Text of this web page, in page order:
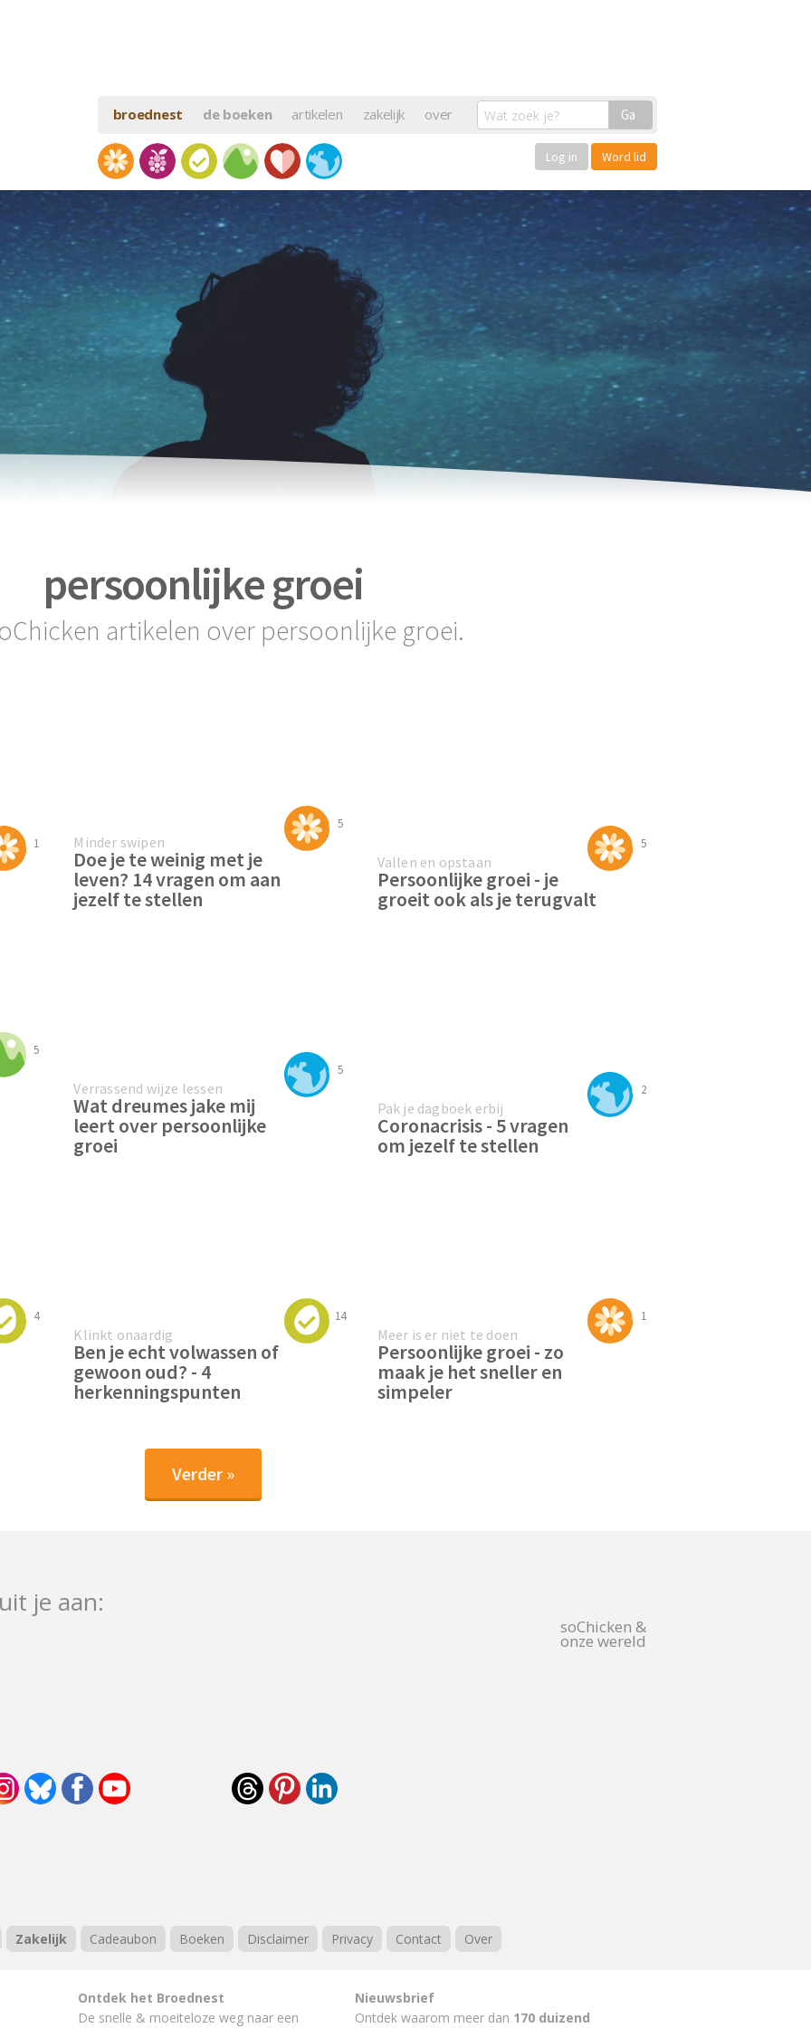
broednest de boeken artikelen zakelijk over Ga
Log in Word lid
persoonlijke groei
artikelen over persoonlijke groei.
1
5
Minder swipen
Doe je te weinig met je
leven? 14 vragen om aan
jezelf te stellen
5
Vallen en opstaan
Persoonlijke groei - je
groeit ook als je terugvalt
5
5
Verrassend wijze lessen
Wat dreumes jake mij
leert over persoonlijke
groei
2
Pak je dagboek erbij
Coronacrisis - 5 vragen
om jezelf te stellen
4 14
Klinkt onaardig
Ben je echt volwassen of
gewoon oud? - 4
herkenningspunten
1
Meer is er niet te doen
Persoonlijke groei - zo
maak je het sneller en
simpeler
Verder »
je aan:
soChicken &
onze wereld
Zakelijk Cadeaubon Boeken Disclaimer Privacy Contact Over
Ontdek het Broednest
De snelle & moeiteloze weg naar een
Nieuwsbrief
Ontdek waarom meer dan 170 duizend